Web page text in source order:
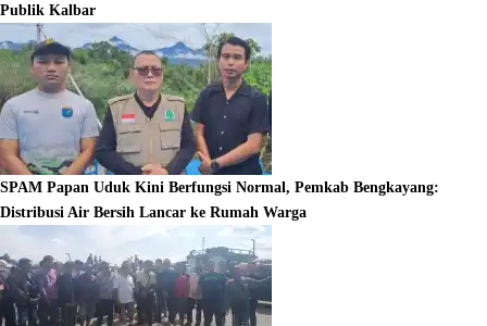
Publik Kalbar
SPAM Papan Uduk Kini Berfungsi Normal, Pemkab Bengkayang:
Distribusi Air Bersih Lancar ke Rumah Warga